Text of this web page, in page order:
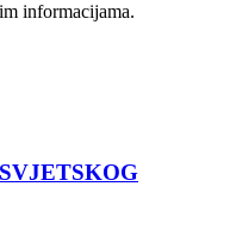
informacijama.